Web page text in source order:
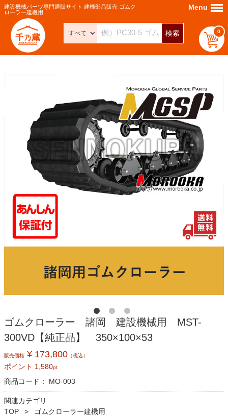
建設機械パーツ専門通販サイト 建機部品販売 ゴムク
ローラー建機用
検索 0
Menu Menu
ゴムクローラー 諸岡 建設機械用 MST-
300VD【純正品】 350×100×53
販売価格 ¥ 173,800 （税込）
ポイント 1,580pt
商品コード： MO-003
関連カテゴリ
TOP
ゴムクローラー建機用